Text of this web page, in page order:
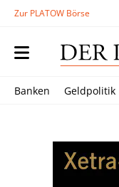
Zur PLATOW Börse
Banken Geldpolitik